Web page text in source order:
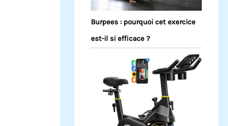
Burpees : pourquoi cet exercice
est-il si efficace ?